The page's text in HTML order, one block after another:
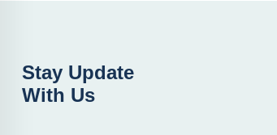
Stay Update
With Us